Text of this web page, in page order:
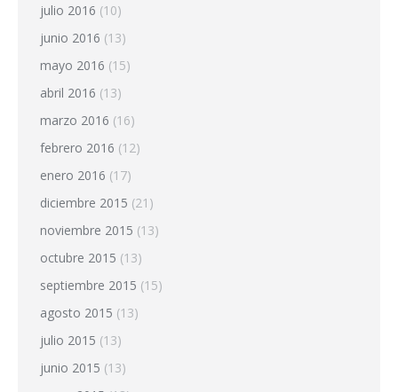
julio 2016 (10)
junio 2016 (13)
mayo 2016 (15)
abril 2016 (13)
marzo 2016 (16)
febrero 2016 (12)
enero 2016 (17)
diciembre 2015 (21)
noviembre 2015 (13)
octubre 2015 (13)
septiembre 2015 (15)
agosto 2015 (13)
julio 2015 (13)
junio 2015 (13)